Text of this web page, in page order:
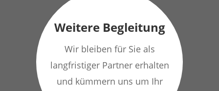
Weitere Begleitung
Wir bleiben für Sie als
langfristiger Partner erhalten
und kümmern uns um Ihr